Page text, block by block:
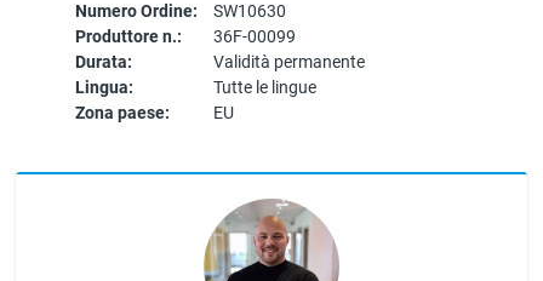
Numero Ordine:
SW10630
Produttore n.:
36F-00099
Durata:
Validità permanente
Lingua:
Tutte le lingue
Zona paese:
EU